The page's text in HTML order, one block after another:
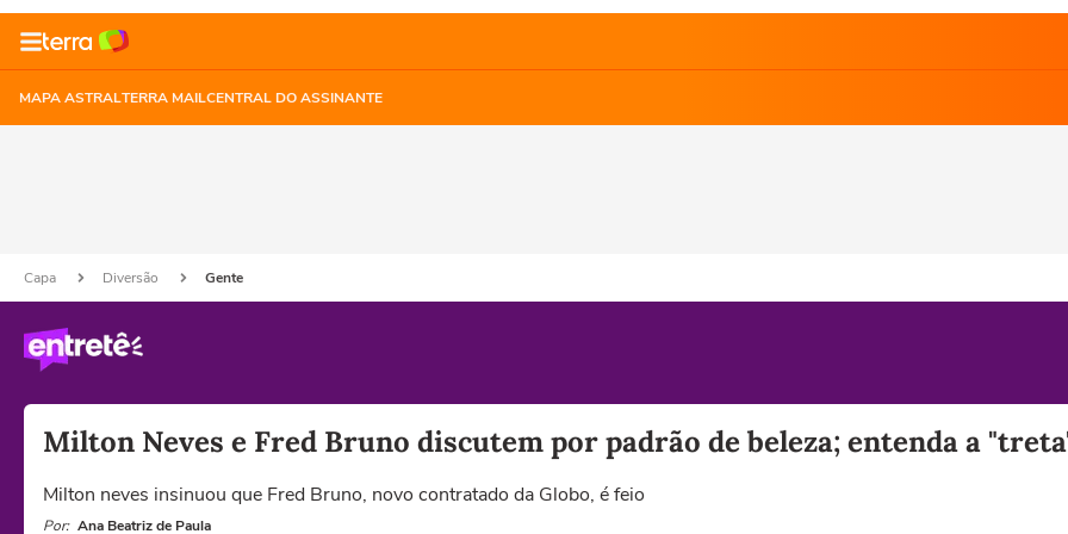
MAPA ASTRALTERRA MAILCENTRAL DO ASSINANTE
Capa Diversão Gente
Milton Neves e Fred Bruno discutem por padrão de beleza; entenda a
Milton neves insinuou que Fred Bruno, novo contratado da Globo, é feio
Por: Ana Beatriz de Paula